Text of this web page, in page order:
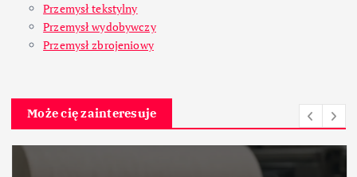
Przemysł tekstylny
Przemysł wydobywczy
Przemysł zbrojeniowy
Może cię zainteresuje